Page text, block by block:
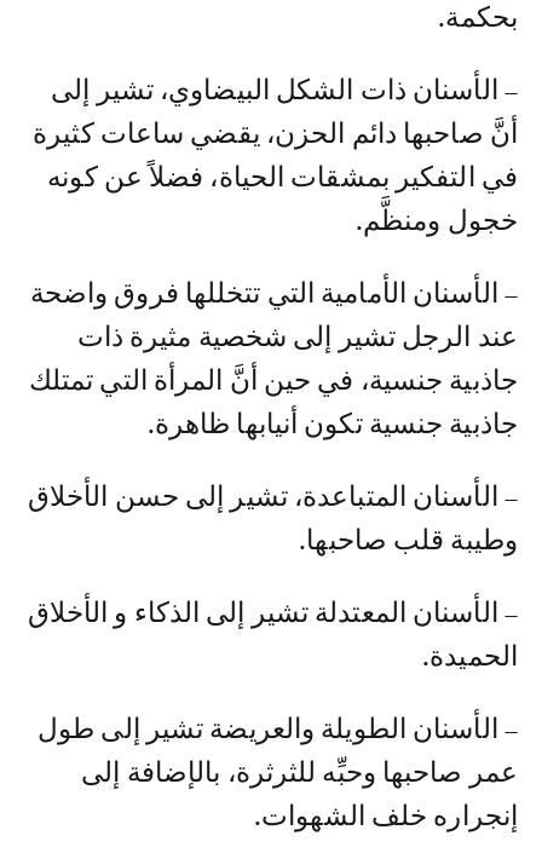
بحكمة.
– الأسنان ذات الشكل البيضاوي، تشير إلى
أنَّ صاحبها دائم الحزن، يقضي ساعات كثيرة
في التفكير بمشقات الحياة، فضلاً عن كونه
خجول ومنظَّم.
– الأسنان الأمامية التي تتخللها فروق واضحة
عند الرجل تشير إلى شخصية مثيرة ذات
جاذبية جنسية، في حين أنَّ المرأة التي تمتلك
جاذبية جنسية تكون أنيابها ظاهرة.
– الأسنان المتباعدة، تشير إلى حسن الأخلاق
وطيبة قلب صاحبها.
– الأسنان المعتدلة تشير إلى الذكاء و الأخلاق
الحميدة.
– الأسنان الطويلة والعريضة تشير إلى طول
عمر صاحبها وحبِّه للثرثرة، بالإضافة إلى
إنجراره خلف الشهوات.